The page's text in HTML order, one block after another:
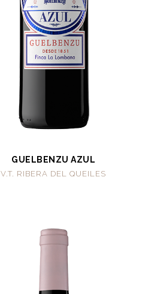
GUELBENZU AZUL
V.T. RIBERA DEL QUEILES